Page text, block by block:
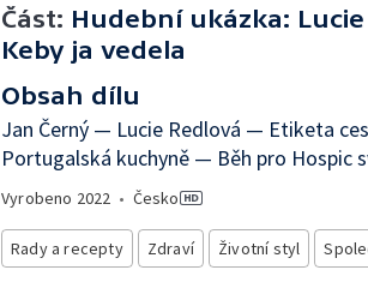
Část: Hudební ukázka:
Keby ja vedela
Obsah dílu
Jan Černý — Lucie Redlová — Etiketa
Portugalská kuchyně — Běh pro Hospic
Vyrobeno 2022 • Česko
Rady a recepty Zdraví Životní styl